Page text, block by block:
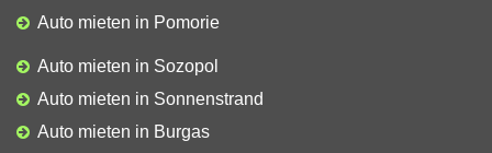
Auto mieten in Pomorie
Auto mieten in Sozopol
Auto mieten in Sonnenstrand
Auto mieten in Burgas